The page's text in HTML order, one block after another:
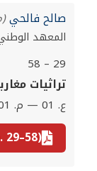
صالح فالحي
المعهد
29 – 58
تراثيات
ع. 01 — م. 01 — 30/06/2023
29–58)